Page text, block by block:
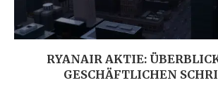
RYANAIR AKTIE:
GESCHÄFTLICHEN